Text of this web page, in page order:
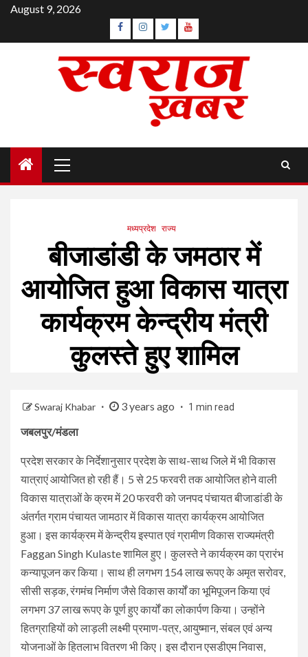
Skip
content
August 9, 2026
Facebook
Instagram
TwitterYouTube
Menu
मध्यप्रदेश राज्य
बीजाडांडी के जमठार में
आयोजित हुआ विकास यात्रा
कार्यक्रम केन्द्रीय मंत्री
कुलस्ते हुए शामिल
Swaraj Khabar 3 years ago 1 min read
जबलपुर/मंडला
प्रदेश सरकार के निर्देशानुसार प्रदेश के साथ-साथ जिले में भी विकास
यात्राएं आयोजित हो रही हैं। 5 से 25 फरवरी तक आयोजित होने वाली
विकास यात्राओं के क्रम में 20 फरवरी को जनपद पंचायत बीजाडांडी के
अंतर्गत ग्राम पंचायत जामठार में विकास यात्रा कार्यक्रम आयोजित
हुआ। इस कार्यक्रम में केन्द्रीय इस्पात एवं ग्रामीण विकास राज्यमंत्री
Faggan Singh Kulaste शामिल हुए। कुलस्ते ने कार्यक्रम का प्रारंभ
कन्यापूजन कर किया। साथ ही लगभग 154 लाख रूपए के अमृत सरोवर,
सीसी सड़क, रंगमंच निर्माण जैसे विकास कार्यों का भूमिपूजन किया एवं
लगभग 37 लाख रूपए के पूर्ण हुए कार्यों का लोकार्पण किया। उन्होंने
हितग्राहियों को लाड़ली लक्ष्मी प्रमाण-पत्र, आयुष्मान, संबल एवं अन्य
योजनाओं के हितलाभ वितरण भी किए। इस दौरान एसडीएम निवास,